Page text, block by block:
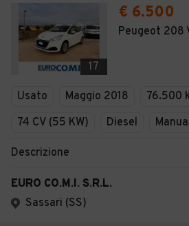
17
€ 6.500
Peugeot 208
Usato Maggio 2018
76.500
74 CV (55 KW)
Diesel
Descrizione
EURO CO.M.I. S.R.L.
Sassari (SS)